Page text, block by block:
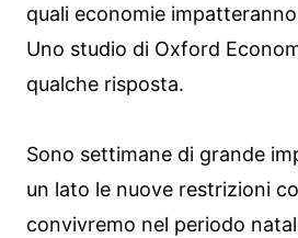
quali economie
Uno studio di Oxford
qualche risposta.
Sono settimane di grande
un lato le nuove restrizioni
convivremo nel periodo